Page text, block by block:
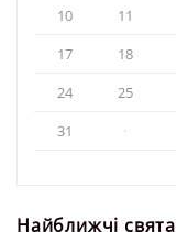
10
11
17
18
24
25
31
·
Найближчі свята